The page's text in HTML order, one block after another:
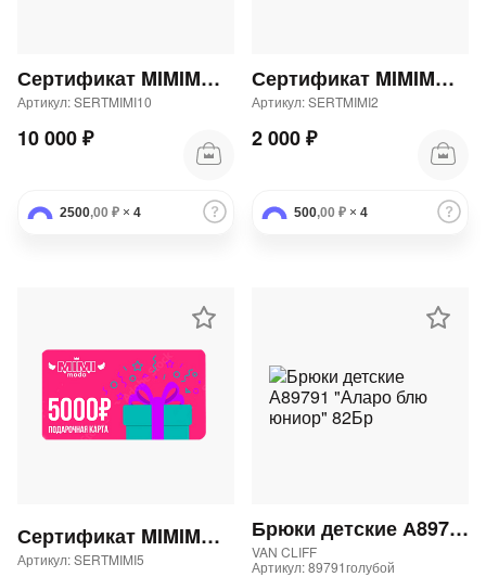
Сертификат MIMIMODA 10000 р.
Артикул: SERTMIMI10
10 000 ₽
2500,00 ₽ × 4
Сертификат MIMIMODA 2000 р.
Артикул: SERTMIMI2
2 000 ₽
500,00 ₽ × 4
Сертификат MIMIMODA 5000 р.
Артикул: SERTMIMI5
Брюки детские А89791 "Аларо блю юниор" 82Бр
VAN CLIFF
Артикул: 89791голубой